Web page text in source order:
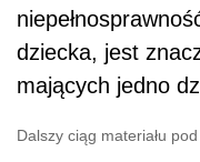
dziecka, jest
mających jedno
Dalszy ciąg materiału